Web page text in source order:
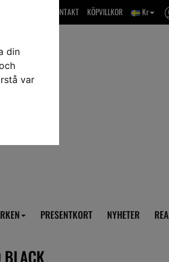
din
var
Kr
KÖPVILLKOR
OM OSS & KONTAKT
PRESENTKORT NYHETER REA
BLACK